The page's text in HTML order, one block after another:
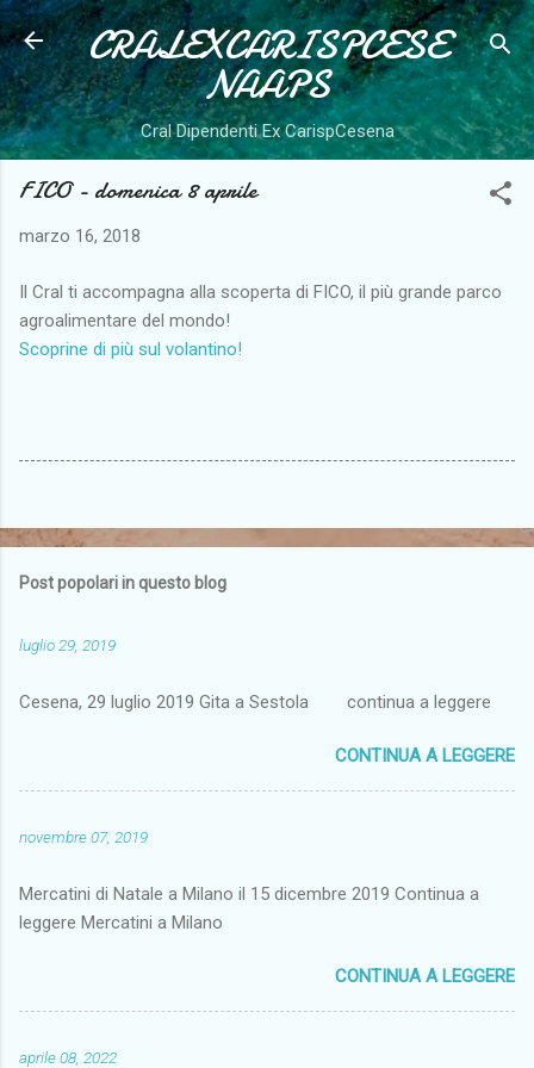
Passa ai contenuti principali
CRALEXCARISPCESE
NAAPS
Cral Dipendenti Ex CarispCesena
FICO - domenica 8 aprile
marzo 16, 2018
Il Cral ti accompagna alla scoperta di FICO, il più grande parco
agroalimentare del mondo!
Scoprine di più sul volantino!
Post popolari in questo blog
luglio 29, 2019
Cesena, 29 luglio 2019 Gita a Sestola continua a leggere
CONTINUA A LEGGERE
novembre 07, 2019
Mercatini di Natale a Milano il 15 dicembre 2019 Continua a
leggere Mercatini a Milano
CONTINUA A LEGGERE
aprile 08, 2022